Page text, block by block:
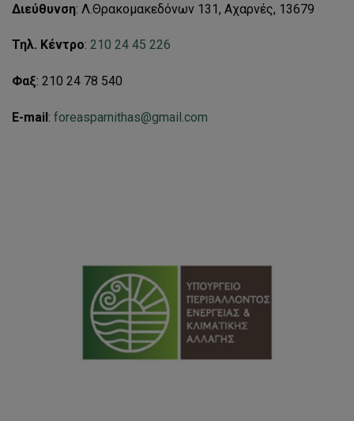
Διεύθυνση: Λ.Θρακομακεδόνων 131, Αχαρνές, 13679
Τηλ. Κέντρο: 210 24 45 226
Φαξ: 210 24 78 540
E-mail: foreasparnithas@gmail.com